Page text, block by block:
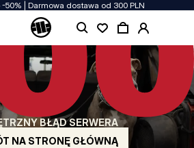
50% | Darmowa dostawa od 300 PLN
BŁĄD SERWERA
NA STRONĘ GŁÓWNĄ
PRIORYTET
z pasją! Nie idziemy na kompromis w kwestiach
materiałów i dbałości o detal.
San Diego z poczatku lat 90-tych XX wieku. Nasz styl jest
sportowcy, fighterzy i uparci indywidualiści.